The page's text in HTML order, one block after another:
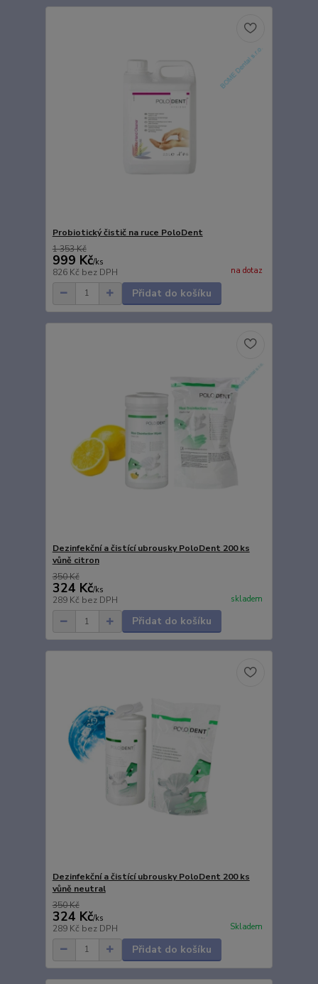
Probiotický čistič na ruce PoloDent
1 353 Kč
999 Kč/ks
826 Kč bez DPH na dotaz
Přidat do košíku
Dezinfekční a čistící ubrousky PoloDent 200 ks
vůně citron
350 Kč
324 Kč/ks
289 Kč bez DPH skladem
Přidat do košíku
Dezinfekční a čistící ubrousky PoloDent 200 ks
vůně neutral
350 Kč
324 Kč/ks
289 Kč bez DPH Skladem
Přidat do košíku